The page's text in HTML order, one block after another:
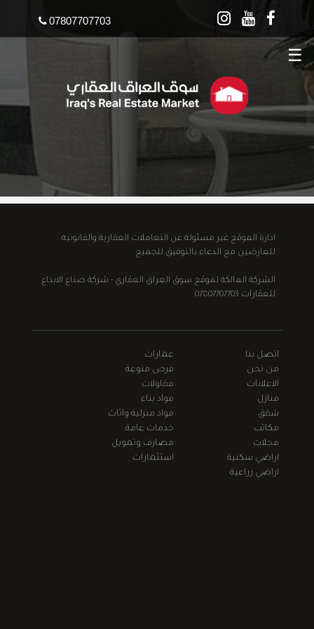
07807707703
☰
ادارة الموقع غير مسئولة عن التعاملات العقارية والقانونية
للعارضين مع الدعاء بالتوفيق للجميع
الشركة المالكة لموقع سوق العراق العقاري - شركة صناع الابداع
للعقارات 07807707703
اتصل بنا
من نحن
الاعلانات
منازل
شقق
مكاتب
محلات
اراضي سكنية
اراضي زراعية
عمارات
فرص منوعة
مقاولات
مواد بناء
مواد منزلية واثاث
خدمات عامة
مصارف وتمويل
استثمارات